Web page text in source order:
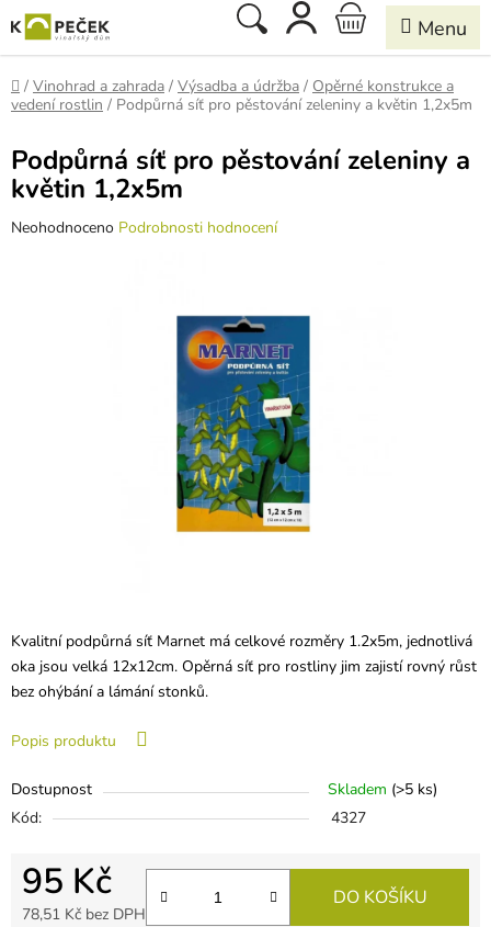
na
obsah
Hledat
NÁKUPNÍ
KOŠÍK
Domů
/ Vinohrad a zahrada / Výsadba a údržba / Opěrné konstrukce a
vedení rostlin / Podpůrná síť pro pěstování zeleniny a květin 1,2x5m
Kvalitní podpůrná síť Marnet má celkové rozměry 1.2x5m, jednotlivá
oka jsou velká 12x12cm. Opěrná síť pro rostliny jim zajistí rovný růst
bez ohýbání a lámání stonků.
Popis produktu
Dostupnost Skladem (>5 ks)
Kód:
4327
95 Kč
78,51 Kč bez DPH
DO KOŠÍKU
Podpůrná síť pro pěstování zeleniny a
květin 1,2x5m
Průměrné
Neohodnoceno Podrobnosti hodnocení